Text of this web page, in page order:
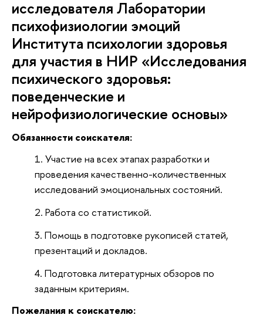
исследователя Лаборатории
психофизиологии эмоций
Института психологии здоровья
для участия в НИР «Исследования
психического здоровья:
поведенческие и
нейрофизиологические основы»
Обязанности соискателя:
Участие на всех этапах разработки и
проведения качественно-количественных
исследований эмоциональных состояний.
Работа со статистикой.
Помощь в подготовке рукописей статей,
презентаций и докладов.
Подготовка литературных обзоров по
заданным критериям.
Пожелания к соискателю: